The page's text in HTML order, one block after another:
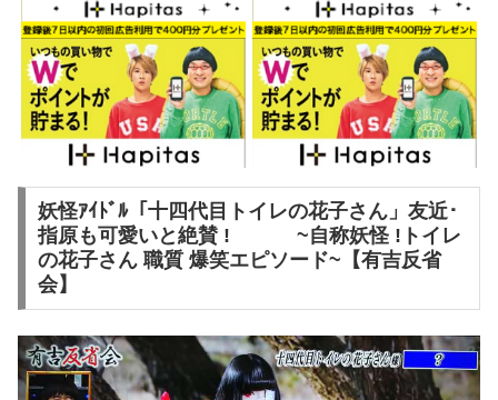
妖怪ｱｲﾄﾞﾙ「十四代目トイレの花子さん」友近･
指原も可愛いと絶賛 ! ~自称妖怪 !トイレ
の花子さん 職質 爆笑エピソード~【有吉反省
会】